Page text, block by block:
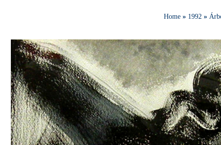
Home » 1992 »